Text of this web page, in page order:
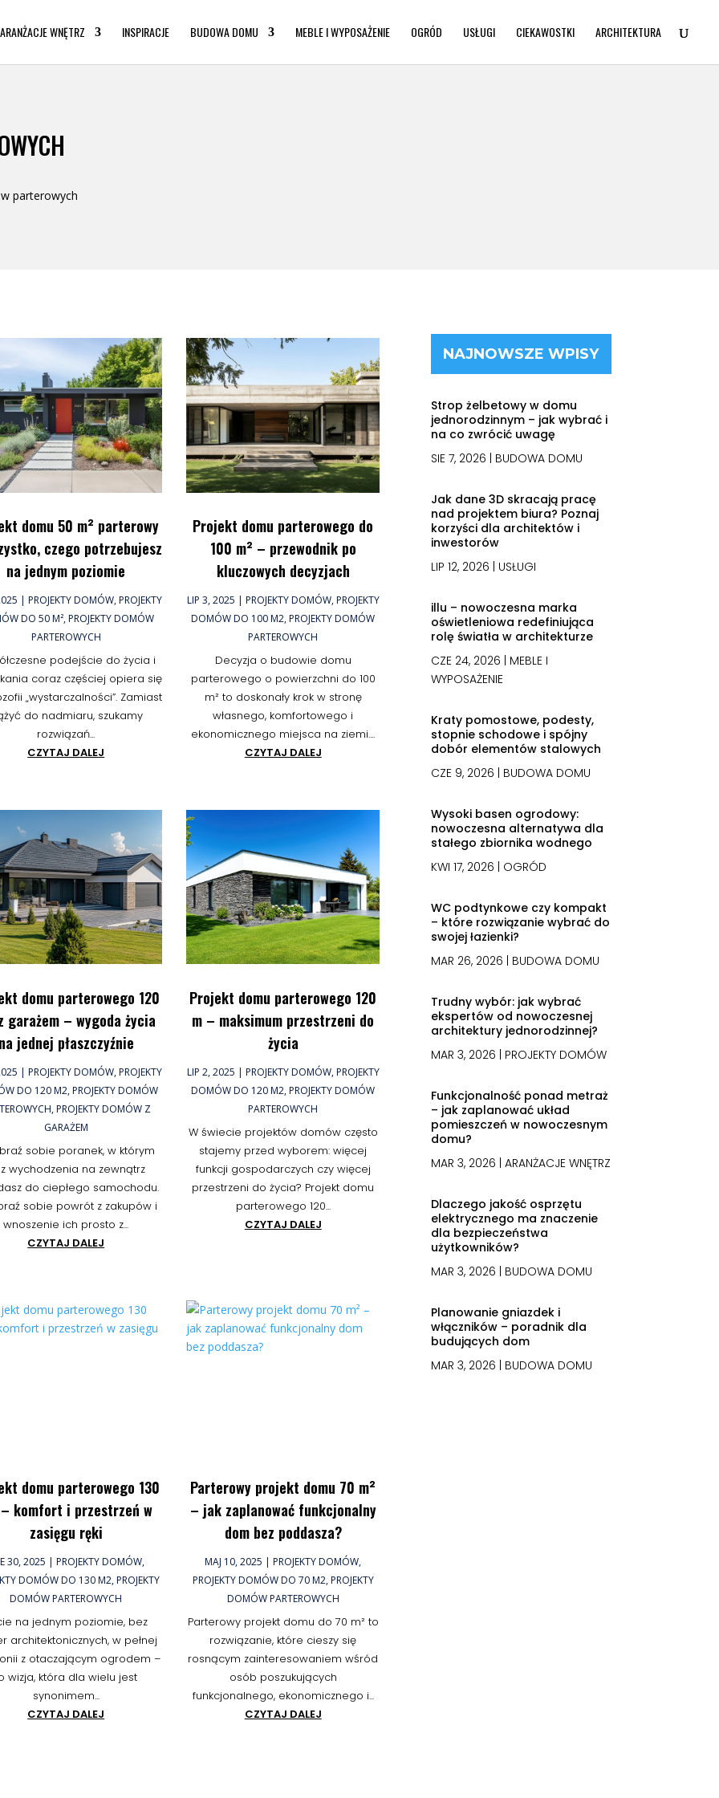
ARANŻACJE WNĘTRZ INSPIRACJE BUDOWA DOMU MEBLE I WYPOSAŻENIE OGRÓD USŁUGI CIEKAWOSTKI ARCHITEKTURA
parterowych
domu 50 m² parterowy
czego potrzebujesz
na jednym poziomie
|PROJEKTY DOMÓW,PROJEKTY
DO 50 M²,PROJEKTY DOMÓW
PARTEROWYCH
podejście do życia i
coraz częściej opiera się
„wystarczalności”. Zamiast
do nadmiaru, szukamy
rozwiązań...
CZYTAJ DALEJ
Projekt domu parterowego do
100 m² – przewodnik po
kluczowych decyzjach
LIP 3, 2025 | PROJEKTY DOMÓW,PROJEKTY
DOMÓW DO 100 M2,PROJEKTY DOMÓW
PARTEROWYCH
Decyzja o budowie domu
parterowego o powierzchni do 100
m² to doskonały krok w stronę
własnego, komfortowego i
ekonomicznego miejsca na ziemi....
CZYTAJ DALEJ
domu parterowego 120
garażem – wygoda życia
jednej płaszczyźnie
|PROJEKTY DOMÓW,PROJEKTY
DO 120 M2,PROJEKTY DOMÓW
,PROJEKTY DOMÓW Z
GARAŻEM
sobie poranek, w którym
wychodzenia na zewnątrz
do ciepłego samochodu.
sobie powrót z zakupów i
wnoszenie ich prosto z...
CZYTAJ DALEJ
Projekt domu parterowego 120
m – maksimum przestrzeni do
życia
LIP 2, 2025 | PROJEKTY DOMÓW,PROJEKTY
DOMÓW DO 120 M2,PROJEKTY DOMÓW
PARTEROWYCH
W świecie projektów domów często
stajemy przed wyborem: więcej
funkcji gospodarczych czy więcej
przestrzeni do życia? Projekt domu
parterowego 120...
CZYTAJ DALEJ
domu parterowego 130
komfort i przestrzeń w
zasięgu ręki
30, 2025 |PROJEKTY DOMÓW,
DOMÓW DO 130 M2,PROJEKTY
DOMÓW PARTEROWYCH
na jednym poziomie, bez
architektonicznych, w pełnej
z otaczającym ogrodem –
wizja, która dla wielu jest
synonimem...
CZYTAJ DALEJ
Parterowy projekt domu 70 m²
– jak zaplanować funkcjonalny
dom bez poddasza?
MAJ 10, 2025 |PROJEKTY DOMÓW,
PROJEKTY DOMÓW DO 70 M2,PROJEKTY
DOMÓW PARTEROWYCH
Parterowy projekt domu do 70 m² to
rozwiązanie, które cieszy się
rosnącym zainteresowaniem wśród
osób poszukujących
funkcjonalnego, ekonomicznego i...
CZYTAJ DALEJ
NAJNOWSZE WPISY
Strop żelbetowy w domu
jednorodzinnym – jak wybrać i
na co zwrócić uwagę
SIE 7, 2026 | BUDOWA DOMU
Jak dane 3D skracają pracę
nad projektem biura? Poznaj
korzyści dla architektów i
inwestorów
LIP 12, 2026 | USŁUGI
illu – nowoczesna marka
oświetleniowa redefiniująca
rolę światła w architekturze
CZE 24, 2026 | MEBLE I
WYPOSAŻENIE
Kraty pomostowe, podesty,
stopnie schodowe i spójny
dobór elementów stalowych
CZE 9, 2026 | BUDOWA DOMU
Wysoki basen ogrodowy:
nowoczesna alternatywa dla
stałego zbiornika wodnego
KWI 17, 2026 | OGRÓD
WC podtynkowe czy kompakt
– które rozwiązanie wybrać do
swojej łazienki?
MAR 26, 2026 | BUDOWA DOMU
Trudny wybór: jak wybrać
ekspertów od nowoczesnej
architektury jednorodzinnej?
MAR 3, 2026 | PROJEKTY DOMÓW
Funkcjonalność ponad metraż
– jak zaplanować układ
pomieszczeń w nowoczesnym
domu?
MAR 3, 2026 |ARANŻACJE WNĘTRZ
Dlaczego jakość osprzętu
elektrycznego ma znaczenie
dla bezpieczeństwa
użytkowników?
MAR 3, 2026 | BUDOWA DOMU
Planowanie gniazdek i
włączników – poradnik dla
budujących dom
MAR 3, 2026 | BUDOWA DOMU